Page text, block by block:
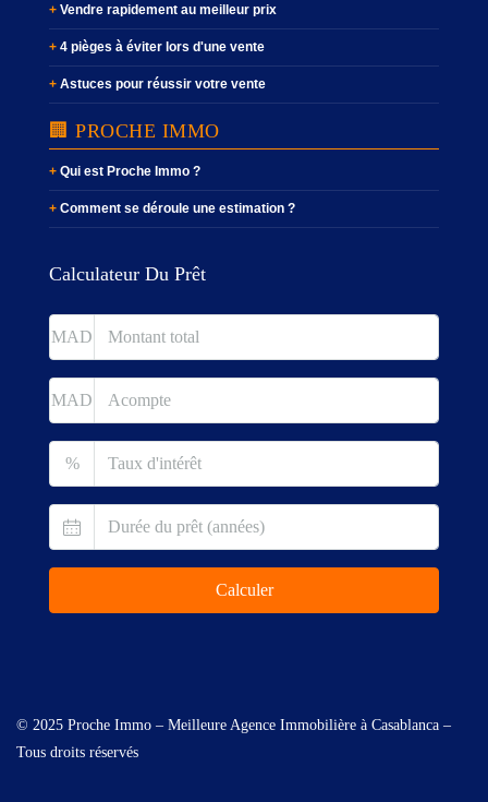
Vendre rapidement au meilleur prix
4 pièges à éviter lors d'une vente
Astuces pour réussir votre vente
🏢 PROCHE IMMO
Qui est Proche Immo ?
Comment se déroule une estimation ?
Calculateur Du Prêt
MAD
MAD
%
Calculer
© 2025 Proche Immo – Meilleure Agence Immobilière à Casablanca –
Tous droits réservés